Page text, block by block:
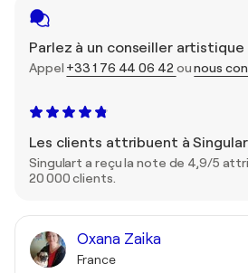
Parlez à un conseiller artistique
Appel +33 1 76 44 06 42 ounous
Les clients attribuent à
Singulart a reçu la note de 4,9/5
20 000 clients.
Oxana Zaika
France